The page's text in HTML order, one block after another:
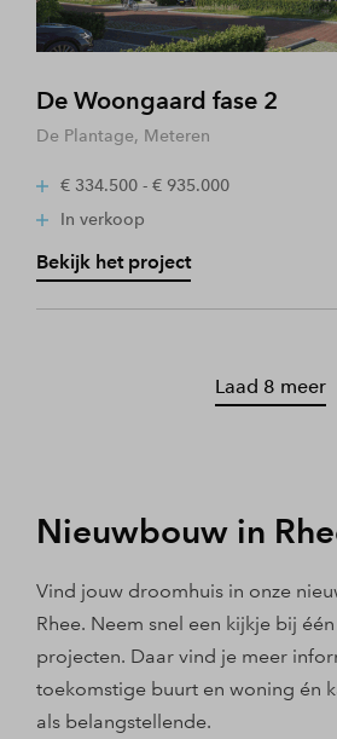
De Woongaard fase 2
De Plantage, Meteren
€ 334.500 - € 935.000
In verkoop
Bekijk het project
Laad 8 meer
Nieuwbouw in
Vind jouw droomhuis in onze
Rhee. Neem snel een kijkje bij
projecten. Daar vind je meer
toekomstige buurt en woning én
als belangstellende.